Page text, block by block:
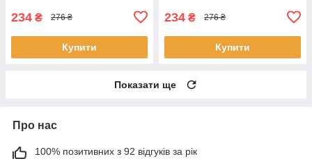
234 ₴ 276 ₴
Купити
234 ₴ 276 ₴
Купити
Показати ще
Про нас
100% позитивних з 92 відгуків за рік